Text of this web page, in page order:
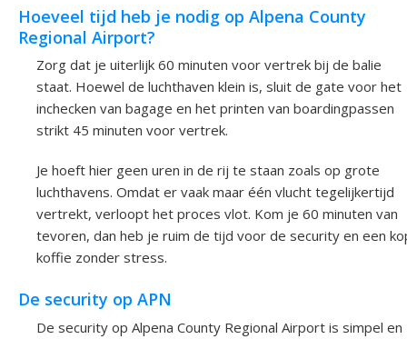
Hoeveel tijd heb je nodig op Alpena County
Regional Airport?
Zorg dat je uiterlijk 60 minuten voor vertrek bij de balie
staat. Hoewel de luchthaven klein is, sluit de gate voor het
inchecken van bagage en het printen van boardingpassen
strikt 45 minuten voor vertrek.
Je hoeft hier geen uren in de rij te staan zoals op grote
luchthavens. Omdat er vaak maar één vlucht tegelijkertijd
vertrekt, verloopt het proces vlot. Kom je 60 minuten van
tevoren, dan heb je ruim de tijd voor de security en een
koffie zonder stress.
De security op APN
De security op Alpena County Regional Airport is simpel en